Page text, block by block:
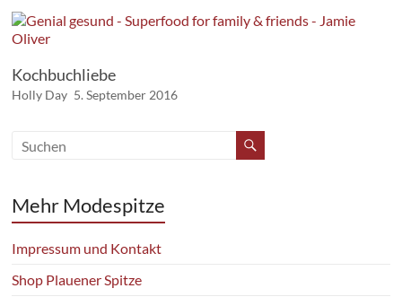
Kochbuchliebe
Holly Day 5. September 2016
Mehr Modespitze
Impressum und Kontakt
Shop Plauener Spitze